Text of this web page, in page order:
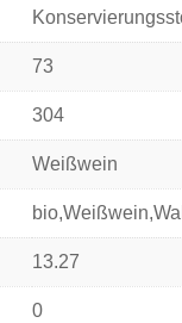
73
304
Weißwein
13.27
0